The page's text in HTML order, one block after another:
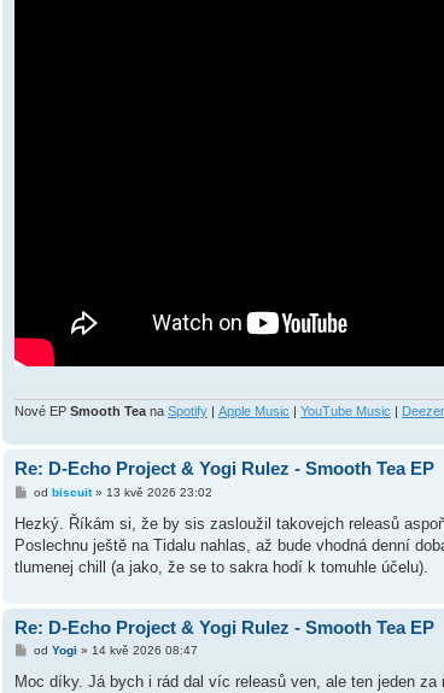
Nové EP Smooth Tea na Spotify Apple Music YouTube Music Deezer
Re: D-Echo Project & Yogi Rulez - Smooth Tea EP
P
í
p
ě
k
od biscuit» 13 kvě 2026 23:02
Hezký. Říkám si, že by sis zasloužil takovejch releasů aspoň
Poslechnu ještě na Tidalu nahlas, až bude vhodná denní
tlumenej chill (a jako, že se to sakra hodí k tomuhle účelu).
Re: D-Echo Project & Yogi Rulez - Smooth Tea EP
P
í
od Yogi » 14 kvě 2026 08:47
Moc díky. Já bych i rád dal víc releasů ven, ale ten jeden